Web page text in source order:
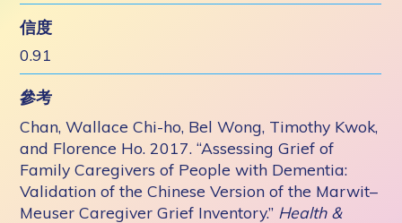
信度
0.91
參考
Chan, Wallace Chi-ho, Bel Wong, Timothy Kwok,
and Florence Ho. 2017. “Assessing Grief of
Family Caregivers of People with Dementia:
Validation of the Chinese Version of the Marwit–
Meuser Caregiver Grief Inventory.” Health &